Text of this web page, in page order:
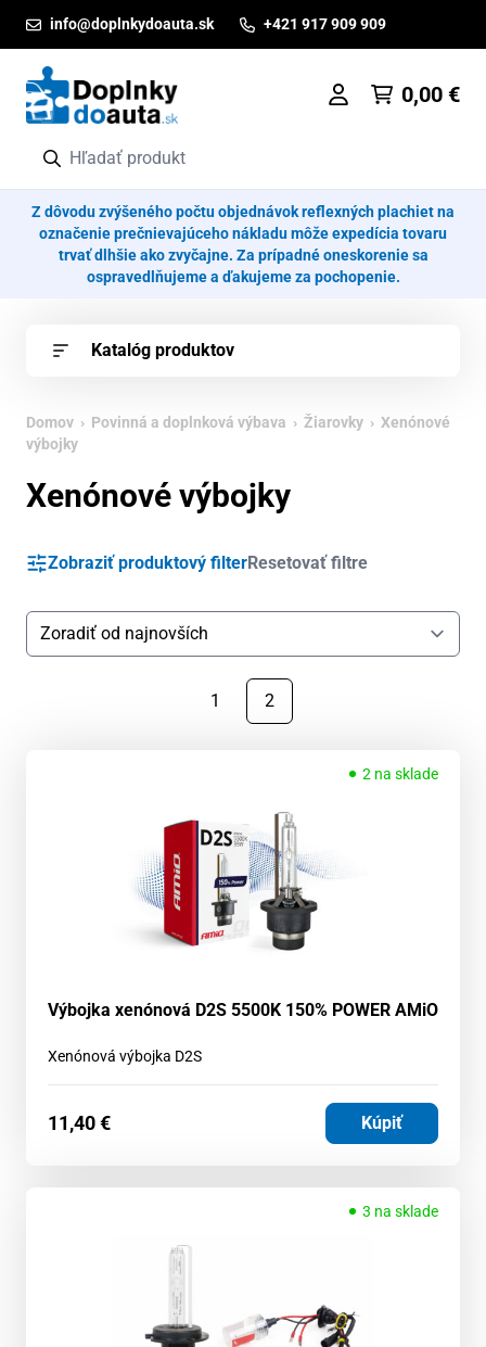
info@doplnkydoauta.sk +421 917 909 909
0,00 €
Z dôvodu zvýšeného počtu objednávok reflexných plachiet na
označenie prečnievajúceho nákladu môže expedícia tovaru
trvať dlhšie ako zvyčajne. Za prípadné oneskorenie sa
ospravedlňujeme a ďakujeme za pochopenie.
Katalóg produktov
Domov › Povinná a doplnková výbava › Žiarovky › Xenónové
výbojky
Xenónové výbojky
Zobraziť produktový filterResetovať filtre
1 2
2 na sklade
Výbojka xenónová D2S 5500K 150% POWER AMiO
Xenónová výbojka D2S
11,40€ Kúpiť
3 na sklade